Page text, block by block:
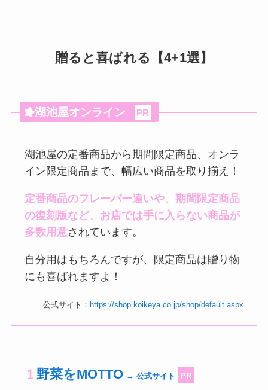
贈ると喜ばれる【4+1選】
湖池屋オンライン PR
湖池屋の定番商品から期間限定商品、オンラ
イン限定商品まで、幅広い商品を取り揃え！
定番商品のフレーバー違いや、期間限定商品
の復刻版など、お店では手に入らない商品が
多数用意されています。
自分用はもちろんですが、限定商品は贈り物
にも喜ばれますよ！
公式サイト： https://shop.koikeya.co.jp/shop/default.aspx
野菜をMOTTO → 公式サイト PR